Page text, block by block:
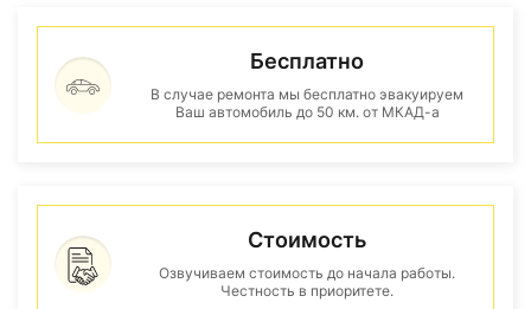
Бесплатно
В случае ремонта мы бесплатно эвакуируем
Ваш автомобиль до 50 км. от МКАД-а
Стоимость
Озвучиваем стоимость до начала работы.
Честность в приоритете.